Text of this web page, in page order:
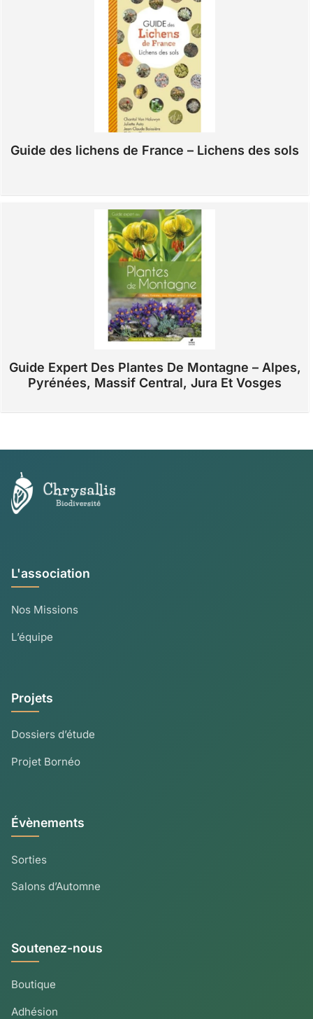
Guide des lichens de France – Lichens des sols
Guide Expert Des Plantes De Montagne – Alpes,
Pyrénées, Massif Central, Jura Et Vosges
L'association
Nos Missions
L’équipe
Projets
Dossiers d’étude
Projet Bornéo
Évènements
Sorties
Salons d’Automne
Soutenez-nous
Boutique
Adhésion